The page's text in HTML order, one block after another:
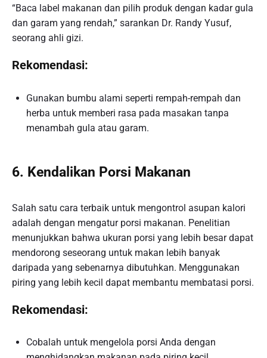
“Baca label makanan dan pilih produk dengan kadar gula
dan garam yang rendah,” sarankan Dr. Randy Yusuf,
seorang ahli gizi.
Rekomendasi:
Gunakan bumbu alami seperti rempah-rempah dan
herba untuk memberi rasa pada masakan tanpa
menambah gula atau garam.
6. Kendalikan Porsi Makanan
Salah satu cara terbaik untuk mengontrol asupan kalori
adalah dengan mengatur porsi makanan. Penelitian
menunjukkan bahwa ukuran porsi yang lebih besar dapat
mendorong seseorang untuk makan lebih banyak
daripada yang sebenarnya dibutuhkan. Menggunakan
piring yang lebih kecil dapat membantu membatasi porsi.
Rekomendasi:
Cobalah untuk mengelola porsi Anda dengan